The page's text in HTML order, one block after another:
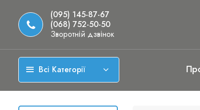
(095) 145-87-67
(068) 752-50-50
Зворотній дзвінок
Всі Категорії